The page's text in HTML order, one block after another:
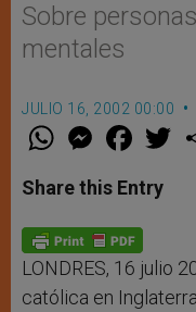
Sobre
mentales
JULIO 16, 2002 00:00
W
t
s
p
p
M
e
s
e
g
e
r
F
a
e
b
o
k
w
Share this Entry
LONDRES, 16 julio
católica en